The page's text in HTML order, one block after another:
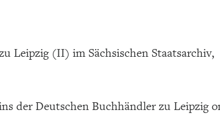
Leipzig (II) im Sächsischen Staatsarchiv,
der Deutschen Buchhändler zu Leipzig